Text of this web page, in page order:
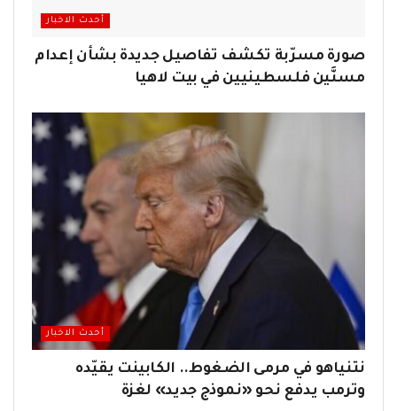
أحدث الاخبار
صورة مسرّبة تكشف تفاصيل جديدة بشأن إعدام
مسنَّين فلسطينيين في بيت لاهيا
أحدث الاخبار
نتنياهو في مرمى الضغوط.. الكابينت يقيّده
وترمب يدفع نحو «نموذج جديد» لغزة